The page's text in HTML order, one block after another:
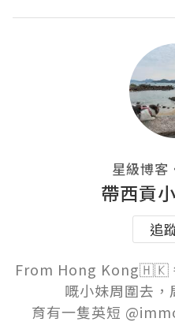
星級博客
帶西貢
追
From Hong Kong🇭🇰
嘅小妹周圍去
育有一隻英短